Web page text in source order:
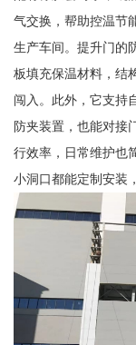
气交换，帮助控温节
生产车间。提升门的
板填充保温材料，结
闯入。此外，它支持
防夹装置，也能对接
行效率，日常维护也
小洞口都能定制安装